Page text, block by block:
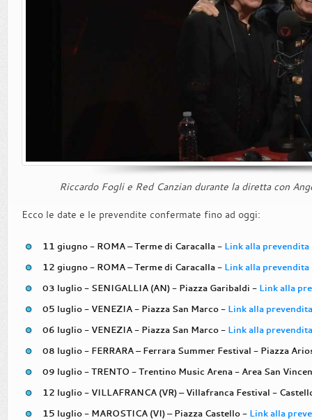
Riccardo Fogli e Red Canzian durante la diretta con
Ecco le date e le prevendite confermate fino ad oggi:
11 giugno - ROMA – Terme di Caracalla - Link alla prevendita
12 giugno - ROMA – Terme di Caracalla - Link alla prevendita
03 luglio - SENIGALLIA (AN) - Piazza Garibaldi - Link alla
05 luglio - VENEZIA - Piazza San Marco - Link alla prevendita
06 luglio - VENEZIA - Piazza San Marco - Link alla prevendita
08 luglio - FERRARA – Ferrara Summer Festival - Piazza
09 luglio - TRENTO - Trentino Music Arena - Area San
12 luglio - VILLAFRANCA (VR) – Villafranca Festival -
15 luglio - MAROSTICA (VI) – Piazza Castello - Link alla